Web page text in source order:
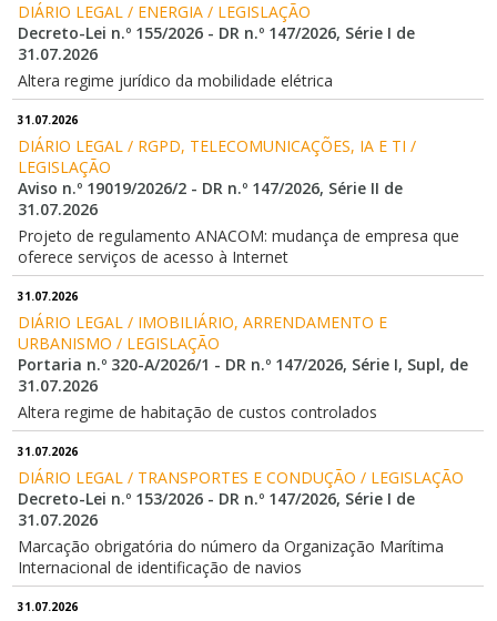
DIÁRIO LEGAL / ENERGIA / LEGISLAÇÃO
Decreto-Lei n.º 155/2026 - DR n.º 147/2026, Série I de
31.07.2026
Altera regime jurídico da mobilidade elétrica
31.07.2026
DIÁRIO LEGAL / RGPD, TELECOMUNICAÇÕES, IA E TI /
LEGISLAÇÃO
Aviso n.º 19019/2026/2 - DR n.º 147/2026, Série II de
31.07.2026
Projeto de regulamento ANACOM: mudança de empresa que
oferece serviços de acesso à Internet
31.07.2026
DIÁRIO LEGAL / IMOBILIÁRIO, ARRENDAMENTO E
URBANISMO / LEGISLAÇÃO
Portaria n.º 320-A/2026/1 - DR n.º 147/2026, Série I, Supl, de
31.07.2026
Altera regime de habitação de custos controlados
31.07.2026
DIÁRIO LEGAL / TRANSPORTES E CONDUÇÃO / LEGISLAÇÃO
Decreto-Lei n.º 153/2026 - DR n.º 147/2026, Série I de
31.07.2026
Marcação obrigatória do número da Organização Marítima
Internacional de identificação de navios
31.07.2026